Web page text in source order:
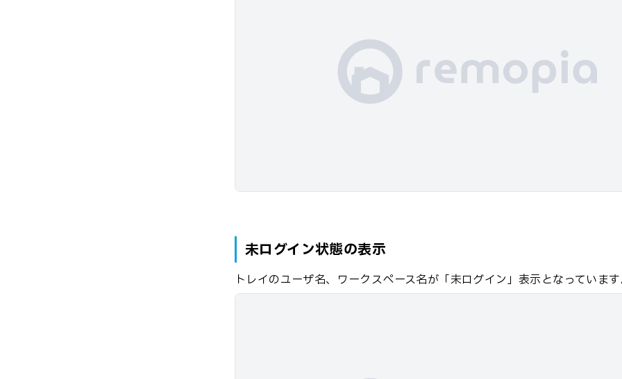
未ログイン状態の表示
トレイのユーザ名、ワークスペース名が「未ログイン」表示となっていま